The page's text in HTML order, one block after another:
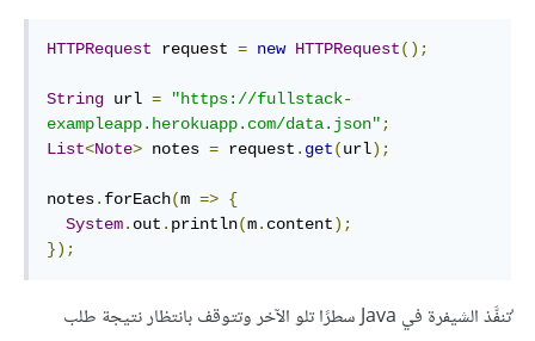
HTTPRequest request = new HTTPRequest();
String url =
"https://fullstack-
exampleapp.herokuapp.com/data.json" ;
List<Note> notes = request . get(url);
notes. forEach(m => {
System. out . println(m. content);
});
ُتنفَّذ الشيفرة في Java سطرًا تلو الآخر وتتوقف بانتظار نتيجة طلب